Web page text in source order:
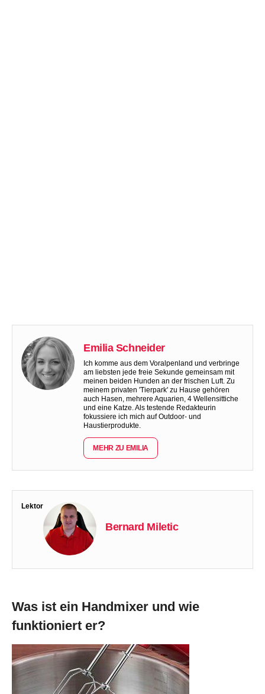
Emilia Schneider
Ich komme aus dem Voralpenland und verbringe
am liebsten jede freie Sekunde gemeinsam mit
meinen beiden Hunden an der frischen Luft. Zu
meinem privaten 'Tierpark' zu Hause gehören
auch Hasen, mehrere Aquarien, 4 Wellensittiche
und eine Katze. Als testende Redakteurin
fokussiere ich mich auf Outdoor- und
Haustierprodukte.
MEHR ZU EMILIA
Lektor
Bernard Miletic
Was ist ein Handmixer und wie
funktioniert er?